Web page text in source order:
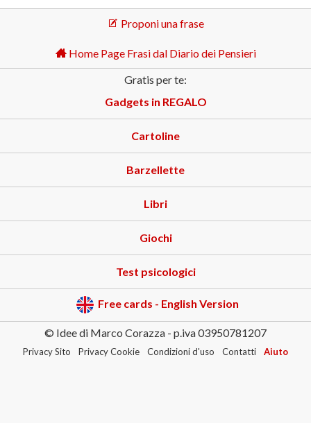
Proponi una frase
Home Page Frasi dal Diario dei Pensieri
Gratis per te:
Gadgets in REGALO
Cartoline
Barzellette
Libri
Giochi
Test psicologici
Free cards - English Version
© Idee di Marco Corazza - p.iva 03950781207
Privacy Sito Privacy Cookie Condizioni d'uso Contatti Aiuto